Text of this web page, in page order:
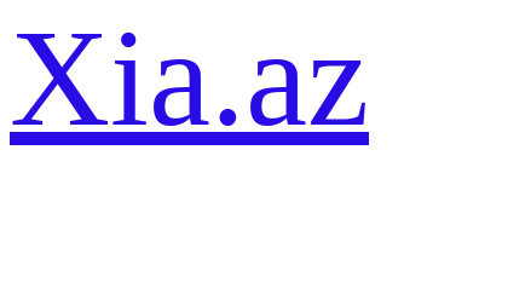
to
content
Xia.az